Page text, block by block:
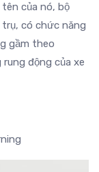
của nó, bộ
có chức năng
gầm theo
động của xe